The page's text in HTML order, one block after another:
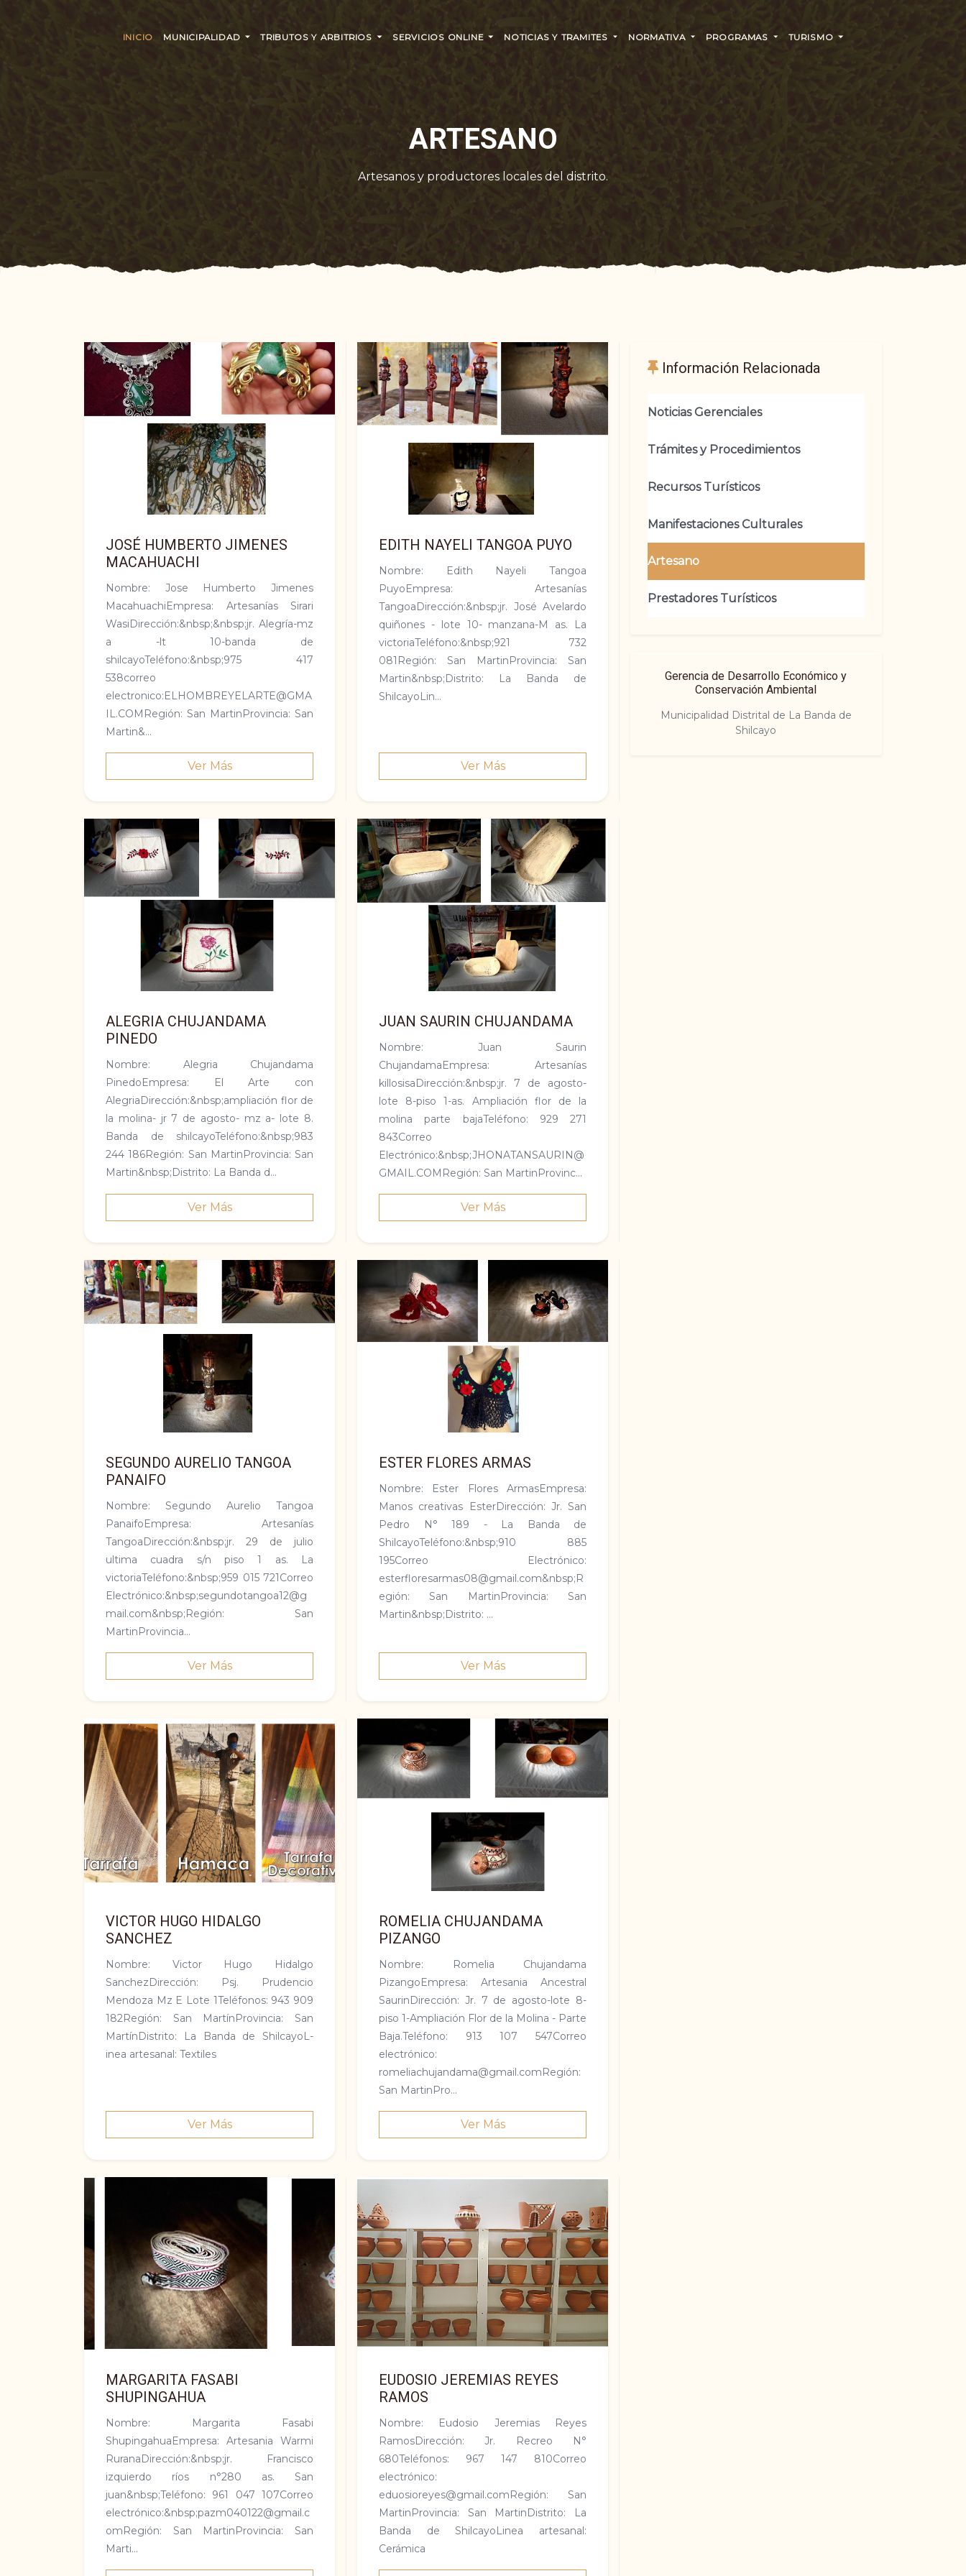
INICIO MUNICIPALIDAD TRIBUTOS Y ARBITRIOS SERVICIOS ONLINE NOTICIAS Y TRAMITES NORMATIVA PROGRAMAS TURISMO
ARTESANO
Artesanos y productores locales del distrito.
JOSÉ HUMBERTO JIMENES
MACAHUACHI
Nombre: Jose Humberto Jimenes
MacahuachiEmpresa: Artesanías Sirari
WasiDirección:&nbsp;&nbsp;jr. Alegría-mz
a -lt 10-banda de
shilcayoTeléfono:&nbsp;975 417
538correo
electronico:ELHOMBREYELARTE@GMA
IL.COMRegión: San MartinProvincia: San
Martin&...
Ver Más
EDITH NAYELI TANGOA PUYO
Nombre: Edith Nayeli Tangoa
PuyoEmpresa: Artesanías
TangoaDirección:&nbsp;jr. José Avelardo
quiñones - lote 10- manzana-M as. La
victoriaTeléfono:&nbsp;921 732
081Región: San MartinProvincia: San
Martin&nbsp;Distrito: La Banda de
ShilcayoLi­n...
Ver Más
ALEGRIA CHUJANDAMA
PINEDO
Nombre: Alegria Chujandama
PinedoEmpresa: El Arte con
AlegriaDirección:&nbsp;ampliación flor de
la molina- jr 7 de agosto- mz a- lote 8.
Banda de shilcayoTeléfono:&nbsp;983
244 186Región: San MartinProvincia: San
Martin&nbsp;Distrito: La Banda d...
Ver Más
JUAN SAURIN CHUJANDAMA
Nombre: Juan Saurin
ChujandamaEmpresa: Artesanías
killosisaDirección:&nbsp;jr. 7 de agosto-
lote 8-piso 1-as. Ampliación flor de la
molina parte bajaTeléfono: 929 271
843Correo
Electrónico:&nbsp;JHONATANSAURIN@
GMAIL.COMRegión: San MartinProvinc...
Ver Más
SEGUNDO AURELIO TANGOA
PANAIFO
Nombre: Segundo Aurelio Tangoa
PanaifoEmpresa: Artesanías
TangoaDirección:&nbsp;jr. 29 de julio
ultima cuadra s/n piso 1 as. La
victoriaTeléfono:&nbsp;959 015 721Correo
Electrónico:&nbsp;segundotangoa12@g
mail.com&nbsp;Región: San
MartinProvincia...
Ver Más
ESTER FLORES ARMAS
Nombre: Ester Flores ArmasEmpresa:
Manos creativas EsterDirección: Jr. San
Pedro N° 189 - La Banda de
ShilcayoTeléfono:&nbsp;910 885
195Correo Electrónico:
esterfloresarmas08@gmail.com&nbsp;R
egión: San MartinProvincia: San
Martin&nbsp;Distrito: ...
Ver Más
VICTOR HUGO HIDALGO
SANCHEZ
Nombre: Vi­ctor Hugo Hidalgo
SanchezDirección: Psj. Prudencio
Mendoza Mz E Lote 1Teléfonos: 943 909
182Región: San MartínProvincia: San
MartínDistrito: La Banda de ShilcayoL­
inea artesanal: Textiles
Ver Más
ROMELIA CHUJANDAMA
PIZANGO
Nombre: Romelia Chujandama
PizangoEmpresa: Artesania Ancestral
SaurinDirección: Jr. 7 de agosto-lote 8-
piso 1-Ampliación Flor de la Molina - Parte
Baja.Teléfono: 913 107 547Correo
electrónico:
romeliachujandama@gmail.comRegión:
San Marti­nPro...
Ver Más
MARGARITA FASABI
SHUPINGAHUA
Nombre: Margarita Fasabi
ShupingahuaEmpresa: Artesania Warmi
RuranaDirección:&nbsp;jr. Francisco
izquierdo ríos n°280 as. San
juan&nbsp;Teléfono: 961 047 107Correo
electrónico:&nbsp;pazm040122@gmail.c
omRegión: San Marti­nProvincia: San
Marti­...
EUDOSIO JEREMIAS REYES
RAMOS
Nombre: Eudosio Jeremi­as Reyes
RamosDirección: Jr. Recreo N°
680Teléfonos: 967 147 810Correo
electrónico:
eduosioreyes@gmail.comRegión: San
Marti­nProvincia: San Marti­nDistrito: La
Banda de ShilcayoLi­nea artesanal:
Cerámica
Información Relacionada
Noticias Gerenciales
Trámites y Procedimientos
Recursos Turísticos
Manifestaciones Culturales
Artesano
Prestadores Turísticos
Gerencia de Desarrollo Económico y
Conservación Ambiental
Municipalidad Distrital de La Banda de
Shilcayo